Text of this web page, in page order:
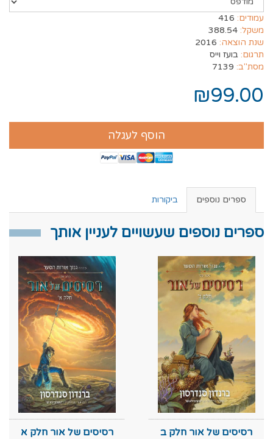
עמודים: 416
משקל: 388.54
שנת הוצאה: 2016
תרגום: בועז וייס
מסת"ב: 7139
₪99.00
הוסף לעגלה
ספרים נוספים ביקורות
ספרים נוספים שעשויים לעניין אותך
רסיסים של אור חלק ב רסיסים של אור חלק א